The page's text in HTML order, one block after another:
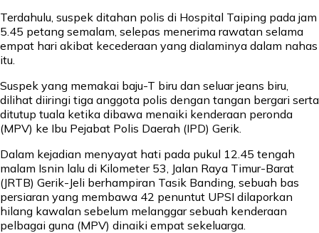
Terdahulu, suspek ditahan polis di Hospital Taiping pada jam
5.45 petang semalam, selepas menerima rawatan selama
empat hari akibat kecederaan yang dialaminya dalam nahas
itu.
Suspek yang memakai baju-T biru dan seluar jeans biru,
dilihat diiringi tiga anggota polis dengan tangan bergari serta
ditutup tuala ketika dibawa menaiki kenderaan peronda
(MPV) ke Ibu Pejabat Polis Daerah (IPD) Gerik.
Dalam kejadian menyayat hati pada pukul 12.45 tengah
malam Isnin lalu di Kilometer 53, Jalan Raya Timur-Barat
(JRTB) Gerik-Jeli berhampiran Tasik Banding, sebuah bas
persiaran yang membawa 42 penuntut UPSI dilaporkan
hilang kawalan sebelum melanggar sebuah kenderaan
pelbagai guna (MPV) dinaiki empat sekeluarga.